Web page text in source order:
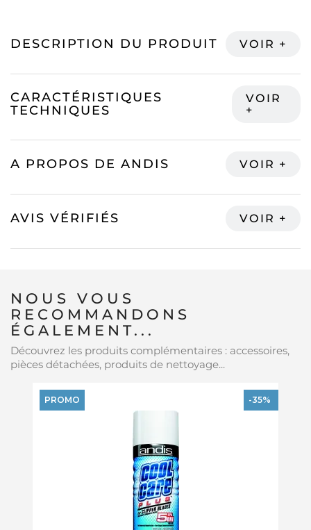
DESCRIPTION DU PRODUIT
CARACTÉRISTIQUES
TECHNIQUES
A PROPOS DE ANDIS
AVIS VÉRIFIÉS
NOUS VOUS
RECOMMANDONS
ÉGALEMENT...
Découvrez les produits complémentaires : accessoires,
pièces détachées, produits de nettoyage...
PROMO -35%